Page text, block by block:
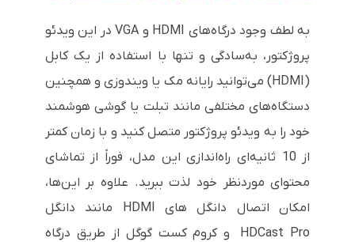
به لطف وجود درگاه‌های HDMI و VGAدر این ویدئو
پروژکتور، به‌سادگی و تنها با استفاده از یک کابل
(
HDMI) می‌توانید رایانه مک یا ویندوزی و همچنین
دستگاه‌های مختلفی مانند تبلت یا گوشی هوشمند
خود را به ویدئو پروژکتور متصل کنید و با زمان کمتر
از 10 ثانیه‌ای راه‌اندازی این مدل، فوراً از تماشای
محتوای موردنظر خود لذت ببرید. علاوه بر این‌ها،
امکان اتصال دانگل های HDMI مانند دانگل
HDCast Pro و کروم کست گوگل از طریق درگاه